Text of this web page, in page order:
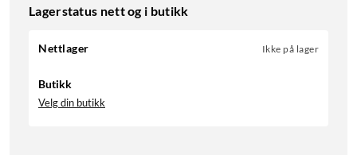
Lagerstatus nett og i butikk
Nettlager Ikke på lager
Butikk
Velg din butikk